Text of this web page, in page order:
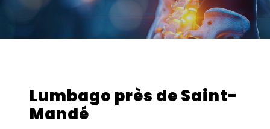
Lumbago près de Saint-
Mandé